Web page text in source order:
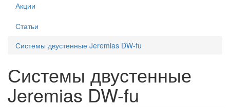
Акции
Статьи
Системы двустенные Jeremias DW-fu
Системы двустенные
Jeremias DW-fu